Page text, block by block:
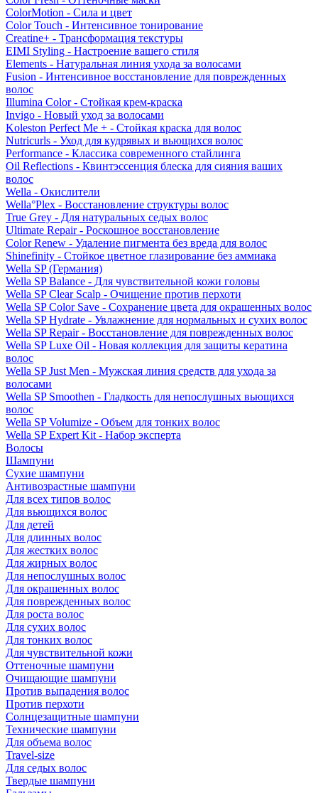
ColorMotion - Сила и цвет
Color Touch - Интенсивное тонирование
Creatine+ - Трансформация текстуры
EIMI Styling - Настроение вашего стиля
Elements - Натуральная линия ухода за волосами
Fusion - Интенсивное восстановление для поврежденных
волос
Illumina Color - Стойкая крем-краска
Invigo - Новый уход за волосами
Koleston Perfect Me + - Стойкая краска для волос
Nutricurls - Уход для кудрявых и вьющихся волос
Performance - Классика современного стайлинга
Oil Reflections - Квинтэссенция блеска для сияния ваших
волос
Wella - Окислители
Wella°Plex - Восстановление структуры волос
True Grey - Для натуральных седых волос
Ultimate Repair - Роскошное восстановление
Color Renew - Удаление пигмента без вреда для волос
Shinefinity - Стойкое цветное глазирование без аммиака
Wella SP (Германия)
Wella SP Balance - Для чувствительной кожи головы
Wella SP Clear Scalp - Очищение против перхоти
Wella SP Color Save - Сохранение цвета для окрашенных волос
Wella SP Hydrate - Увлажнение для нормальных и сухих волос
Wella SP Repair - Восстановление для поврежденных волос
Wella SP Luxe Oil - Новая коллекция для защиты кератина
волос
Wella SP Just Men - Мужская линия средств для ухода за
волосами
Wella SP Smoothen - Гладкость для непослушных вьющихся
волос
Wella SP Volumize - Объем для тонких волос
Wella SP Expert Kit - Набор эксперта
Волосы
Шампуни
Сухие шампуни
Антивозрастные шампуни
Для всех типов волос
Для вьющихся волос
Для детей
Для длинных волос
Для жестких волос
Для жирных волос
Для непослушных волос
Для окрашенных волос
Для поврежденных волос
Для роста волос
Для сухих волос
Для тонких волос
Для чувствительной кожи
Оттеночные шампуни
Очищающие шампуни
Против выпадения волос
Против перхоти
Солнцезащитные шампуни
Технические шампуни
Для объема волос
Travel-size
Для седых волос
Твердые шампуни